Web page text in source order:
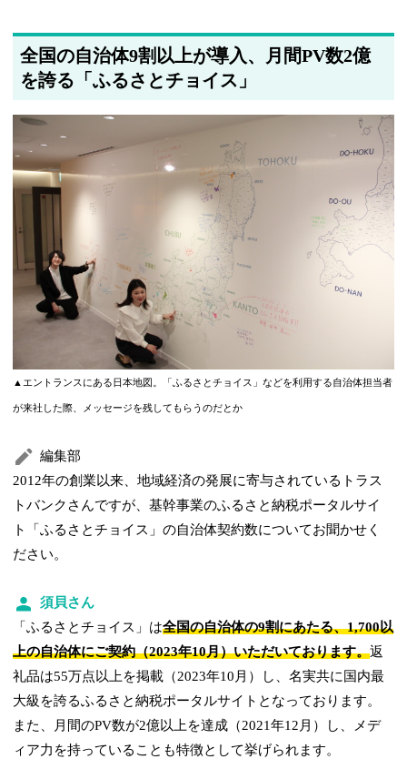
全国の自治体9割以上が導入、月間PV数2億
を誇る「ふるさとチョイス」
▲エントランスにある日本地図。「ふるさとチョイス」などを利用する自治体担当者
が来社した際、メッセージを残してもらうのだとか
編集部
2012年の創業以来、地域経済の発展に寄与されているトラス
トバンクさんですが、基幹事業のふるさと納税ポータルサイ
ト「ふるさとチョイス」の自治体契約数についてお聞かせく
ださい。
須貝さん
「ふるさとチョイス」は全国の自治体の9割にあたる、1,700以
上の自治体にご契約（2023年10月）いただいております。返
礼品は55万点以上を掲載（2023年10月）し、名実共に国内最
大級を誇るふるさと納税ポータルサイトとなっております。
また、月間のPV数が2億以上を達成（2021年12月）し、メデ
ィア力を持っていることも特徴として挙げられます。